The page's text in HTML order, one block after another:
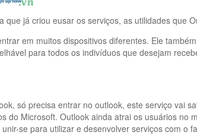
já criou eusar os serviços, as utilidades que
em muitos dispositivos diferentes. Ele
para todos os indivíduos que desejam
só precisa entrar no outlook, este serviço vai
do Microsoft. Outlook ainda atrai os usuários no
se para utilizar e desenvolver serviços com o